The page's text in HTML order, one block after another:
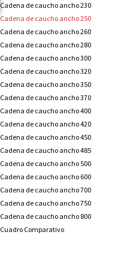
Cadena de caucho ancho 230
Cadena de caucho ancho 250
Cadena de caucho ancho 260
Cadena de caucho ancho 280
Cadena de caucho ancho 300
Cadena de caucho ancho 320
Cadena de caucho ancho 350
Cadena de caucho ancho 370
Cadena de caucho ancho 400
Cadena de caucho ancho 420
Cadena de caucho ancho 450
Cadena de caucho ancho 485
Cadena de caucho ancho 500
Cadena de caucho ancho 600
Cadena de caucho ancho 700
Cadena de caucho ancho 750
Cadena de caucho ancho 800
Cuadro Comparativo